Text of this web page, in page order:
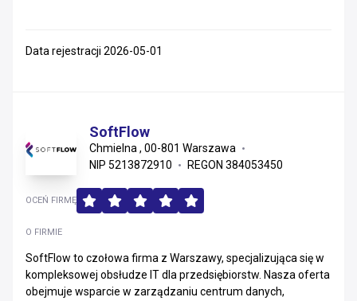
Data rejestracji 2026-05-01
SoftFlow
Chmielna , 00-801 Warszawa
NIP 5213872910
REGON 384053450
O FIRMIE
SoftFlow to czołowa firma z Warszawy, specjalizująca się w
kompleksowej obsłudze IT dla przedsiębiorstw. Nasza oferta
obejmuje wsparcie w zarządzaniu centrum danych,
OCEŃ FIRMĘ